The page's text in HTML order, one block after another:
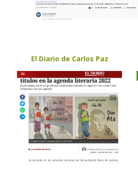
El Diario de Carlos Paz